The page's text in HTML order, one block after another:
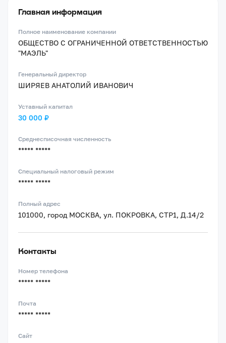
Главная информация
Полное наименование компании
ОБЩЕСТВО С ОГРАНИЧЕННОЙ ОТВЕТСТВЕННОСТЬЮ
"МАЭЛЬ"
Генеральный директор
ШИРЯЕВ АНАТОЛИЙ ИВАНОВИЧ
Уставный капитал
30 000 ₽
Среднесписочная численность
***** *****
Специальный налоговый режим
***** *****
Полный адрес
101000, город МОСКВА, ул. ПОКРОВКА, СТР1, Д.14/2
Контакты
Номер телефона
***** *****
Почта
***** *****
Сайт